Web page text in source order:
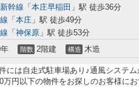
幹線 「 本庄早稲田 」駅 徒歩36分
「 本庄 」駅 徒歩49分
「 神保原 」駅 徒歩53分
階数 2階建 構造 木造
には自走式駐車場あり♪通風システ
万円以下の物件をお探しのお客様に